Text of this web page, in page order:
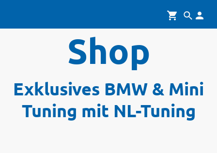
Shop
Exklusives BMW & Mini
Tuning mit NL-Tuning